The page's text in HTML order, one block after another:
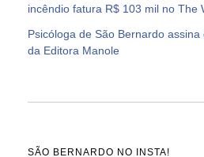
incêndio fatura R$ 103 mil no The
Psicóloga de São Bernardo
da Editora Manole
SÃO BERNARDO NO INSTA!